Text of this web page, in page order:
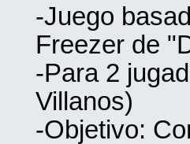
-Juego
Freezer de
-Para 2
Villanos)
-Objetivo: